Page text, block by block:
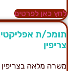
כאן לפרטים
ת
מלאה בצריפין